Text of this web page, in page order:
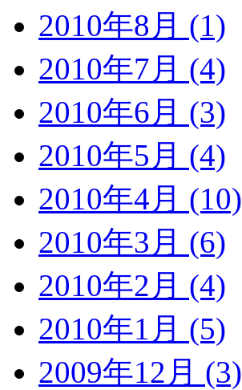
2010年8月 (1)
2010年7月 (4)
2010年6月 (3)
2010年5月 (4)
2010年4月 (10)
2010年3月 (6)
2010年2月 (4)
2010年1月 (5)
2009年12月 (3)